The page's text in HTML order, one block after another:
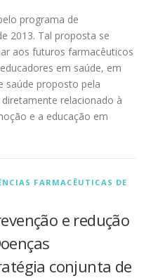
programa de
2013. Tal proposta se
aos futuros farmacêuticos
em saúde, em
saúde proposto pela
relacionado à
e a educação em
FARMACÊUTICAS DE
e redução
conjunta de